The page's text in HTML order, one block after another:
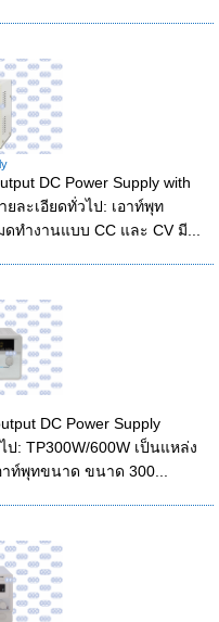
DC Power Supply with
ยละเอียดทั่วไป: เอาท์พุท
ดทำงานแบบ CC และ CV มี...
DC Power Supply
ป: TP300W/600W เป็นแหล่ง
าท์พุทขนาด ขนาด 300...